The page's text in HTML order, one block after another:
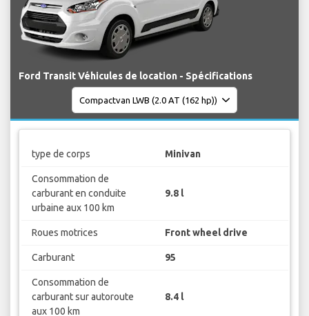
Ford Transit Véhicules de location - Spécifications
type de corps Minivan
Consommation de
carburant en conduite
urbaine aux 100 km
9.8 l
Roues motrices Front wheel drive
Carburant 95
Consommation de
carburant sur autoroute
aux 100 km
8.4 l